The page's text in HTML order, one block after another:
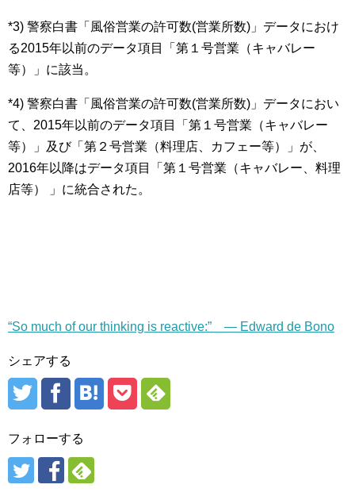
*3) 警察白書「風俗営業の許可数(営業所数)」データにおけ
る2015年以前のデータ項目「第１号営業（キャバレー
等）」に該当。
*4) 警察白書「風俗営業の許可数(営業所数)」データにおい
て、2015年以前のデータ項目「第１号営業（キャバレー
等）」及び「第２号営業（料理店、カフェー等）」が、
2016年以降はデータ項目「第１号営業（キャバレー、料理
店等） 」に統合された。
“So much of our thinking is reactive:” — Edward de Bono
シェアする
フォローする